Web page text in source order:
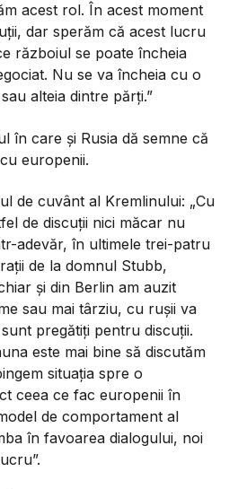
acest rol. În acest moment
dar sperăm că acest lucru
războiul se poate încheia
Nu se va încheia cu o
alteia dintre părți.”
în care și Rusia dă semne că
europenii.
de cuvânt al Kremlinului: „Cu
de discuții nici măcar nu
adevăr, în ultimele trei-patru
de la domnul Stubb,
și din Berlin am auzit
sau mai târziu, cu rușii va
pregătiți pentru discuții.
este mai bine să discutăm
situația spre o
ceea ce fac europenii în
de comportament al
în favoarea dialogului, noi